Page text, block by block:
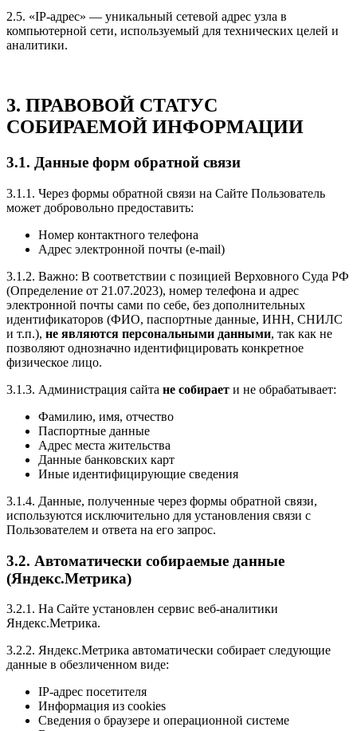
2.5. «IP-адрес» — уникальный сетевой адрес узла в
компьютерной сети, используемый для технических целей и
аналитики.
3. ПРАВОВОЙ СТАТУС
СОБИРАЕМОЙ ИНФОРМАЦИИ
3.1. Данные форм обратной связи
3.1.1. Через формы обратной связи на Сайте Пользователь
может добровольно предоставить:
Номер контактного телефона
Адрес электронной почты (e-mail)
3.1.2. Важно: В соответствии с позицией Верховного Суда РФ
(Определение от 21.07.2023), номер телефона и адрес
электронной почты сами по себе, без дополнительных
идентификаторов (ФИО, паспортные данные, ИНН, СНИЛС
и т.п.), не являются персональными данными, так как не
позволяют однозначно идентифицировать конкретное
физическое лицо.
3.1.3. Администрация сайта не собирает и не обрабатывает:
Фамилию, имя, отчество
Паспортные данные
Адрес места жительства
Данные банковских карт
Иные идентифицирующие сведения
3.1.4. Данные, полученные через формы обратной связи,
используются исключительно для установления связи с
Пользователем и ответа на его запрос.
3.2. Автоматически собираемые данные
(Яндекс.Метрика)
3.2.1. На Сайте установлен сервис веб-аналитики
Яндекс.Метрика.
3.2.2. Яндекс.Метрика автоматически собирает следующие
данные в обезличенном виде:
IP-адрес посетителя
Информация из cookies
Сведения о браузере и операционной системе